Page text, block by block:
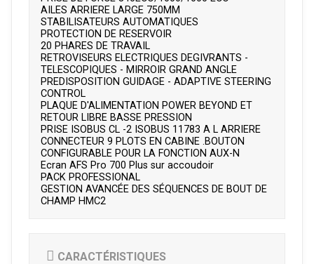
AILES ARRIERE LARGE 750MM
STABILISATEURS AUTOMATIQUES
PROTECTION DE RESERVOIR
20 PHARES DE TRAVAIL
RETROVISEURS ELECTRIQUES DEGIVRANTS -
TELESCOPIQUES - MIRROIR GRAND ANGLE
PREDISPOSITION GUIDAGE - ADAPTIVE STEERING
CONTROL
PLAQUE D'ALIMENTATION POWER BEYOND ET
RETOUR LIBRE BASSE PRESSION
PRISE ISOBUS CL -2 ISOBUS 11783 A L ARRIERE
CONNECTEUR 9 PLOTS EN CABINE .BOUTON
CONFIGURABLE POUR LA FONCTION AUX-N
Ecran AFS Pro 700 Plus sur accoudoir
PACK PROFESSIONAL
GESTION AVANCÉE DES SÉQUENCES DE BOUT DE
CHAMP HMC2
CARACTÉRISTIQUES